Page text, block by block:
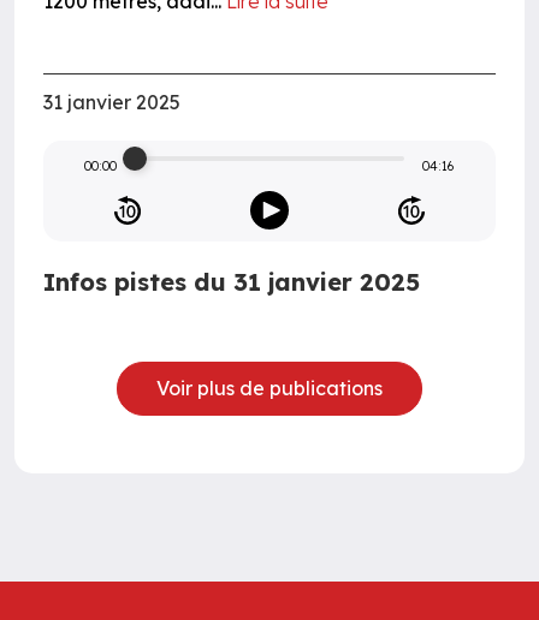
31 janvier 2025
00:00 04:16
Infos pistes du 31 janvier 2025
Voir plus de publications